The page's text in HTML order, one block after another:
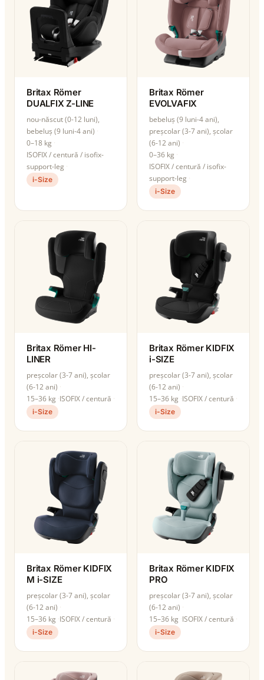
Britax Römer
DUALFIX Z-LINE
nou-născut (0-12 luni),
bebeluș (9 luni-4 ani)
0–18 kg
ISOFIX / centură / isofix-
support-leg
i-Size
Britax Römer
EVOLVAFIX
bebeluș (9 luni-4 ani),
preșcolar (3-7 ani), școlar
(6-12 ani)
0–36 kg
ISOFIX / centură / isofix-
support-leg
i-Size
Britax Römer HI-
LINER
preșcolar (3-7 ani), școlar
(6-12 ani)
15–36 kg ISOFIX / centură
i-Size
Britax Römer KIDFIX
i-SIZE
preșcolar (3-7 ani), școlar
(6-12 ani)
15–36 kg ISOFIX / centură
i-Size
Britax Römer KIDFIX
M i-SIZE
preșcolar (3-7 ani), școlar
(6-12 ani)
15–36 kg ISOFIX / centură
i-Size
Britax Römer KIDFIX
PRO
preșcolar (3-7 ani), școlar
(6-12 ani)
15–36 kg ISOFIX / centură
i-Size